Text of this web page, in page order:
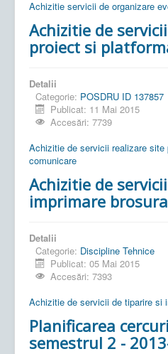
Achizitie servicii de organizare
Achizitie de
proiect si
Detalii
Categorie: POSDRU ID 137857
Publicat: 11 Mai 2015
Accesări: 7739
Achizitie de servicii realizare
comunicare
Achizitie de
imprimare brosura
Detalii
Categorie: Discipline Tehnice
Publicat: 05 Mai 2015
Accesări: 7393
Achizitie de servicii de tiparire si
Planificarea
semestrul 2 -